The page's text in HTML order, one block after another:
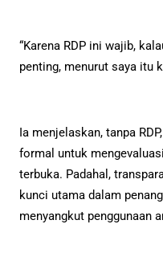
“Karena RDP ini wajib,
penting, menurut saya itu
Ia menjelaskan, tanpa
formal untuk
terbuka. Padahal,
kunci utama dalam
menyangkut penggunaan